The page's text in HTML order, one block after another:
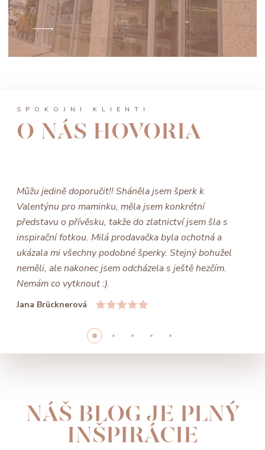
SPOKOJNÍ KLIENTI
O NÁS HOVORIA
Můžu jedině doporučit!! Sháněla jsem šperk k
Valentýnu pro maminku, měla jsem konkrétní
představu o přívěsku, takže do zlatnictví jsem šla s
inspirační fotkou. Milá prodavačka byla ochotná a
ukázala mi všechny podobné šperky. Stejný bohužel
neměli, ale nakonec jsem odcházela s ještě hezčím.
Nemám co vytknout :).
Jana Brücknerová
NÁŠ BLOG JE PLNÝ
INŠPIRÁCIE